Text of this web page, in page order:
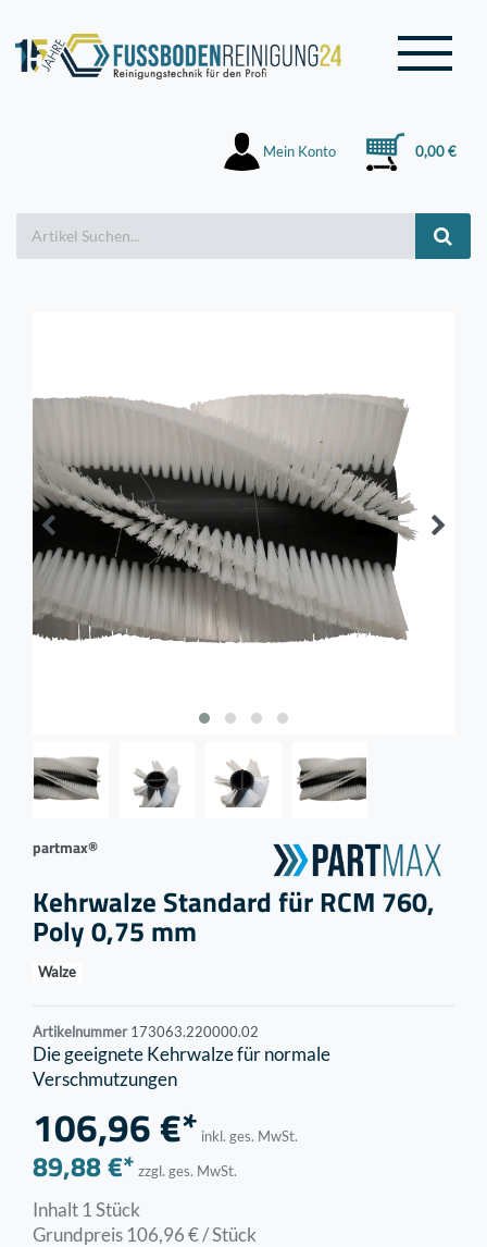
Mein Konto 0,00 €
partmax®
Kehrwalze Standard für RCM 760,
Poly 0,75 mm
Walze
Artikelnummer173063.220000.02
Die geeignete Kehrwalze für normale
Verschmutzungen
106,96 €* inkl. ges. MwSt.
89,88 €* zzgl. ges. MwSt.
Inhalt 1Stück
Grundpreis 106,96 € / Stück